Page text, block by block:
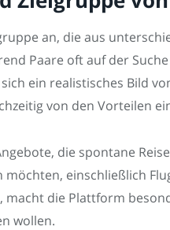
an, die aus
Paare oft auf der
ein realistisches Bild
von den Vorteilen
die spontane
einschließlich
macht die Plattform
wollen.